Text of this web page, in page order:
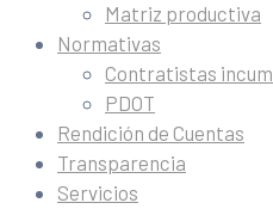
Matriz productiva
Normativas
Contratistas
PDOT
Rendición de Cuentas
Transparencia
Servicios